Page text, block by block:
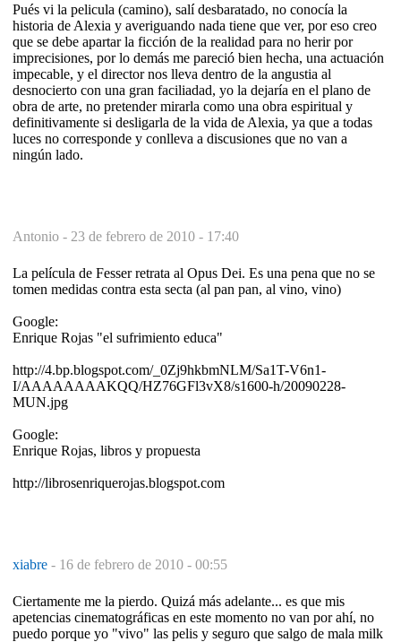
Pués vi la pelicula (camino), salí desbaratado, no conocía la
historia de Alexia y averiguando nada tiene que ver, por eso creo
que se debe apartar la ficción de la realidad para no herir por
imprecisiones, por lo demás me pareció bien hecha, una actuación
impecable, y el director nos lleva dentro de la angustia al
desnocierto con una gran faciliadad, yo la dejaría en el plano de
obra de arte, no pretender mirarla como una obra espiritual y
definitivamente si desligarla de la vida de Alexia, ya que a todas
luces no corresponde y conlleva a discusiones que no van a
ningún lado.
Antonio - 23 de febrero de 2010 - 17:40
La película de Fesser retrata al Opus Dei. Es una pena que no se
tomen medidas contra esta secta (al pan pan, al vino, vino)
Google:
Enrique Rojas "el sufrimiento educa"
http://4.bp.blogspot.com/_0Zj9hkbmNLM/Sa1T-V6n1-
I/AAAAAAAAKQQ/HZ76GFl3vX8/s1600-h/20090228-
MUN.jpg
Google:
Enrique Rojas, libros y propuesta
http://librosenriquerojas.blogspot.com
xiabre - 16 de febrero de 2010 - 00:55
Ciertamente me la pierdo. Quizá más adelante... es que mis
apetencias cinematográficas en este momento no van por ahí, no
puedo porque yo "vivo" las pelis y seguro que salgo de mala milk